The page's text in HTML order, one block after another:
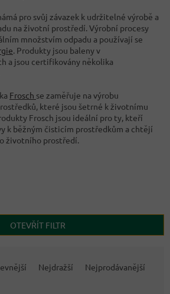
pro svůj závazek k udržitelné výrobě a
na životní prostředí. Výrobní procesy
množstvím odpadu a používají se
. Produkty jsou baleny v
a jsou certifikovány několika
Frosch se zaměřuje na výrobu
které jsou šetrné k životnímu
Frosch jsou ideální pro ty, kteří
k běžným čisticím prostředkům a chtějí
životního prostředí.
OTEVŘÍT FILTR
Nejdražší Nejprodávanější